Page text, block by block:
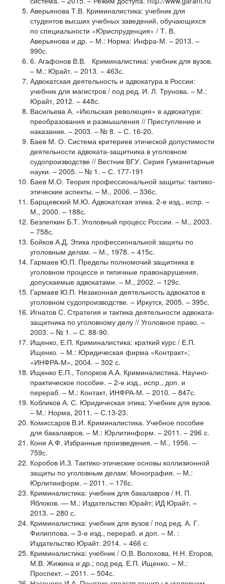
Аверьянова Т.В. Криминалистика: учебник для
студентов высших учебных заведений, обучающихся
по специальности «Юриспруденция» / Т. В.
Аверьянова и др. – М.: Норма: Инфра-М. – 2013. –
990с.
6. Агафонов В.В. Криминалистика: учебник для вузов.
– М.: Юрайт. – 2013. – 463с.
Адвокатская деятельность и адвокатура в России:
учебник для магистров / под ред. И. Л. Трунова. – М.:
Юрайт, 2012. – 448с.
Васильева А. «Июльская революция» в адвокатуре:
преобразования и размышления // Преступление и
наказание. – 2003. – № 8. – С. 16-20.
Баев М. О. Система критериев этической допустимости
деятельности адвоката-защитника в уголовном
судопроизводстве // Вестник ВГУ. Серия Гуманитарные
науки. – 2005. – № 1. – С. 177-191
Баев М.О. Теория профессиональной защиты: тактико-
этические аспекты. – М., 2006. – 336с.
Барщевский М.Ю. Адвокатская этика. 2-е изд., испр. –
М., 2000. – 188с.
Безлепкин Б.Т. Уголовный процесс России. – М., 2003.
– 758с.
Бойков А.Д. Этика профессиональной защиты по
уголовным делам. – М., 1978. – 415с.
Гармаев Ю.П. Пределы полномочий защитника в
уголовном процессе и типичные правонарушения,
допускаемые адвокатами. – М., 2002. – 129с.
Гармаев Ю.П. Незаконная деятельность адвокатов в
уголовном судопроизводстве. – Иркутск, 2005. – 395с.
Игнатов С. Стратегия и тактика деятельности адвоката-
защитника по уголовному делу // Уголовное право. –
2003. – № 1. – С. 88-90.
Ищенко, Е.П. Криминалистика: краткий курс / Е.П.
Ищенко. – М.: Юридическая фирма «Контракт»;
«ИНФРА-М», 2004. – 302 с.
Ищенко Е.П., Топорков А.А. Криминалистика. Научно-
практическое пособие. – 2-е изд., испр., доп. и
перераб. – М.: Контакт, ИНФРА-М. – 2010. – 847с.
Кобликов А. С. Юридическая этика: Учебник для вузов.
– М.: Норма, 2011. – С.13-23.
Комиссаров В.И. Криминалистика. Учебное пособие
для бакалавров. – М.: Юрлитинформ. – 2011. – 296 с.
Кони А.Ф. Избранные произведения. – М., 1956. –
759с.
Коробов И.З. Тактико-этические основы коллизионной
защиты по уголовным делам: Монография. – М.:
Юрлитинформ. – 2011. – 176с.
Криминалистика: учебник для бакалавров / Н. П.
Яблоков. — М.: Издательство Юрайт; ИД Юрайт. –
2013. – 280 с.
Криминалистика: учебник для вузов / под ред. А. Г.
Филиппова. – 3-е изд., перераб. и доп. – М. :
Издательство Юрайт. 2014. – 466 с.
Криминалистика: учебник / О.В. Волохова, Н.Н. Егоров,
М.В. Жижина и др.; под ред. Е.П. Ищенко. – М.:
Проспект. – 2011. – 504с.